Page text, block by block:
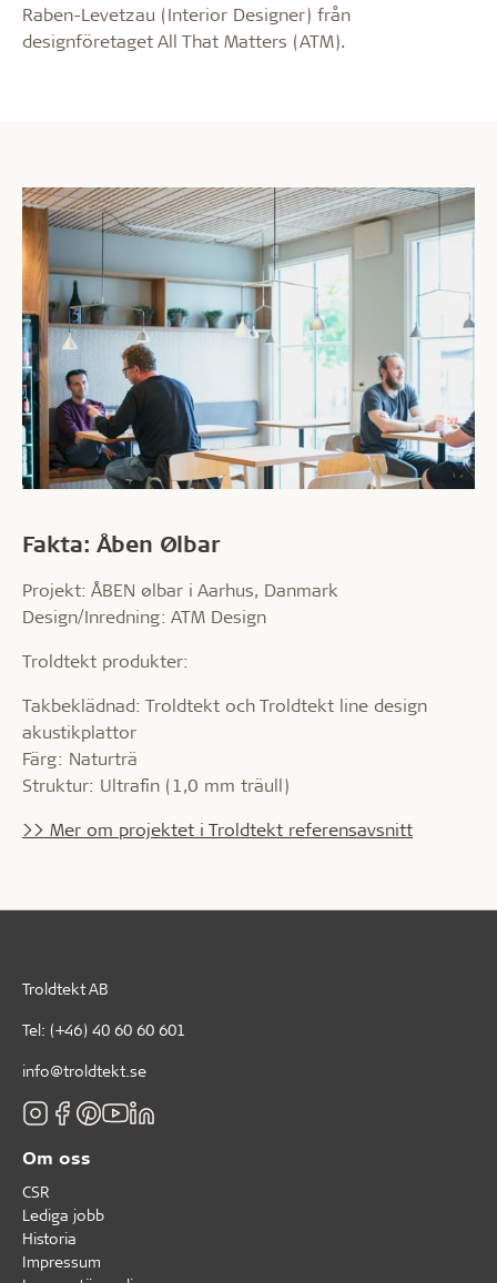
Raben-Levetzau (Interior Designer) från
designföretaget All That Matters (ATM).
Fakta: Åben Ølbar
Projekt: ÅBEN ølbar i Aarhus, Danmark
Design/Inredning: ATM Design
Troldtekt produkter:
Takbeklädnad: Troldtekt och Troldtekt line design
akustikplattor
Färg: Naturträ
Struktur: Ultrafin (1,0 mm träull)
>> Mer om projektet i Troldtekt referensavsnitt
Troldtekt AB
Tel: (+46) 40 60 60 601
info@troldtekt.se
Om oss
CSR
Lediga jobb
Historia
Impressum